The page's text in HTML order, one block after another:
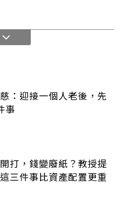
：迎接一個人老後，先
事
打，錢變廢紙？教授提
三件事比資產配置更重